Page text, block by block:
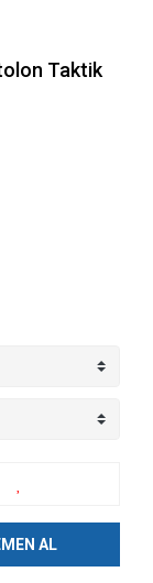
Taktik
AL